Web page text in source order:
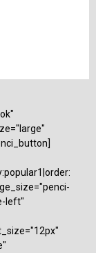
left"